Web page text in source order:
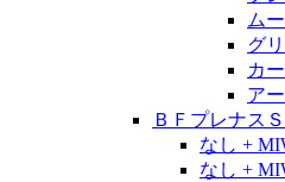
ム
グ
カ
ア
ＢＦプレナス
なし +
なし +